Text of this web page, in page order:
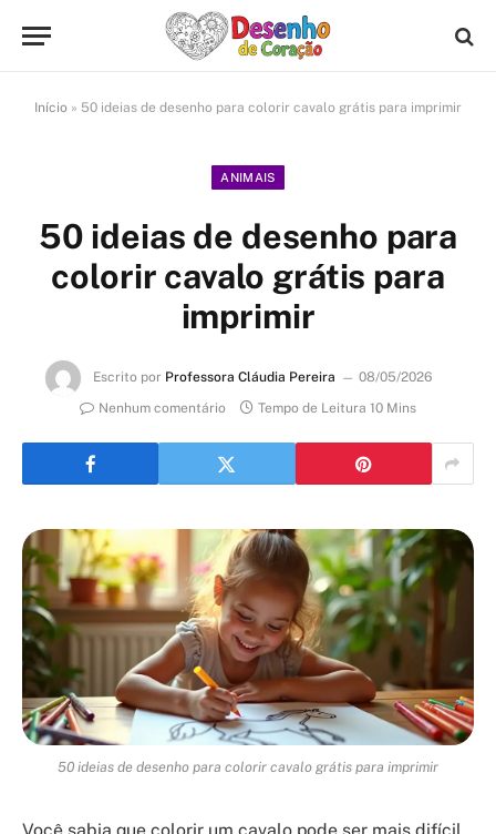
Início » 50 ideias de desenho para colorir cavalo grátis para imprimir
ANIMAIS
50 ideias de desenho para
colorir cavalo grátis para
imprimir
Escrito por Professora Cláudia Pereira
08/05/2026
Nenhum comentário
Tempo de Leitura 10 Mins
50 ideias de desenho para colorir cavalo grátis para imprimir